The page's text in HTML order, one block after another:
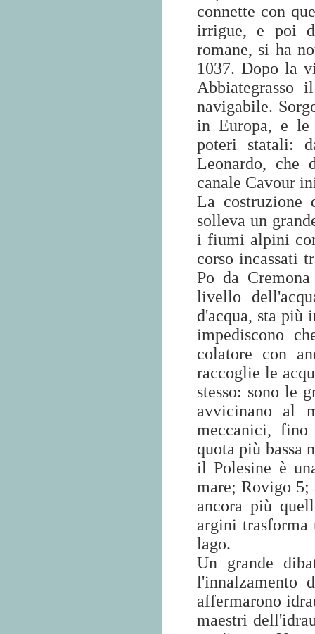
connette con
irrigue, e poi
romane, si ha
1037. Dopo la
Abbiategrasso
navigabile.
in Europa, e le
poteri statali:
Leonardo, che
canale Cavour
La
solleva un
i fiumi alpini
corso incassati
Po da
livello
d'acqua, sta più
impediscono
colatore con
raccoglie le
stesso: sono le
avvicinano al
meccanici, fino
quota più bassa
il Polesine è
mare; Rovigo
ancora più
argini
lago.
Un grande
affermarono
maestri